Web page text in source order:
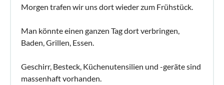
Morgen trafen wir uns dort wieder zum Frühstück.
Man könnte einen ganzen Tag dort verbringen,
Baden, Grillen, Essen.
Geschirr, Besteck, Küchenutensilien und -geräte sind
massenhaft vorhanden.